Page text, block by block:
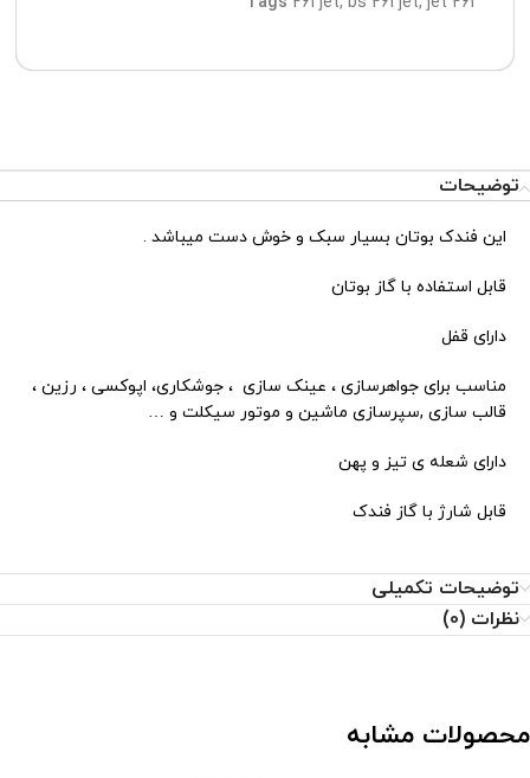
توضیحات
این فندک بوتان بسیار سبک و خوش دست میباشد .
قابل استفاده با گاز بوتان
دارای قفل
مناسب برای جواهرسازی ، عینک سازی ، جوشکاری، اپوکسی ، رزین ،
قالب سازی ,سپرسازی ماشین و موتور سیکلت و …
دارای شعله ی تیز و پهن
قابل شارژ با گاز فندک
توضیحات تکمیلی
نظرات (0)
محصولات مشابه